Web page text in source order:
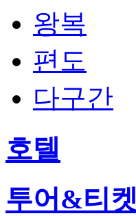
왕복
편도
다구간
호텔
투어&티켓